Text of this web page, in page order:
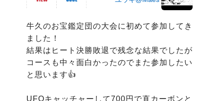
牛久のお宝鑑定団の大会に初めて参加してき
ました！
結果はヒート決勝敗退で残念な結果でしたが
コースも中々面白かったのでまた参加したい
と思います👍
UFOキャッチャーして700円で直カーボンと